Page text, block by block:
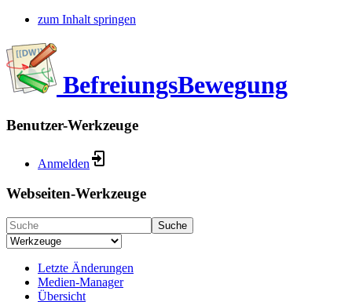
zum Inhalt springen
BefreiungsBewegung
Benutzer-Werkzeuge
Anmelden
Webseiten-Werkzeuge
Suche
Letzte Änderungen
Medien-Manager
Übersicht